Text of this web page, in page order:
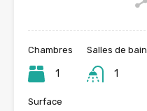
Chambres
1
Salles de bain
1
Surface